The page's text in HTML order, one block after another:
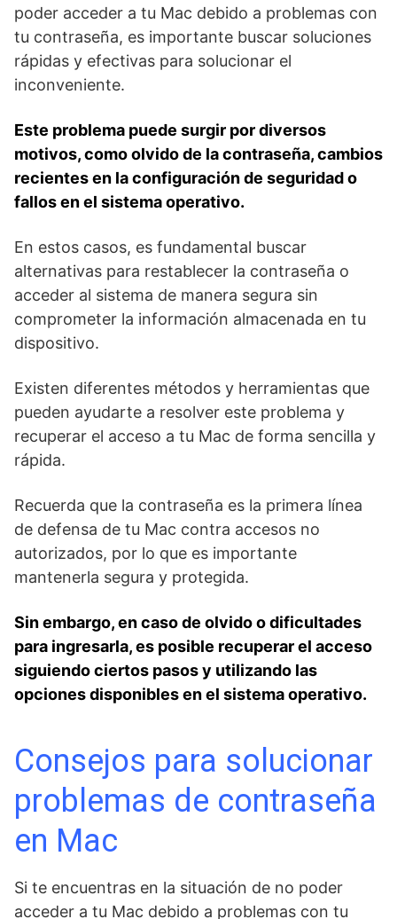
poder acceder ⁤a tu Mac ‌debido a problemas con
tu contraseña,⁣ es importante buscar soluciones
‍rápidas y efectivas para ​solucionar el
inconveniente.
Este problema puede surgir por diversos
motivos, como olvido de la contraseña, cambios
recientes en la configuración de seguridad o
fallos en‌ el sistema operativo.
En‍ estos casos, es fundamental buscar
alternativas para restablecer la contraseña o
acceder al sistema de manera ​segura sin
comprometer la ⁢información almacenada en tu
dispositivo.
Existen diferentes métodos y herramientas que
pueden ayudarte‍ a resolver​ este problema y
recuperar el acceso a tu Mac de forma sencilla y
rápida.
Recuerda que la contraseña es la primera línea
de defensa de tu Mac contra accesos no
autorizados, por lo que es importante‍
mantenerla segura y protegida.
Sin embargo, en caso de olvido o dificultades ​
para​ ingresarla, es posible recuperar el acceso
siguiendo ciertos pasos y utilizando las
opciones​ disponibles en el sistema ⁢operativo.
Consejos para solucionar
problemas de contraseña
en Mac
Si te encuentras en la situación de no poder
acceder a tu Mac debido a problemas con tu